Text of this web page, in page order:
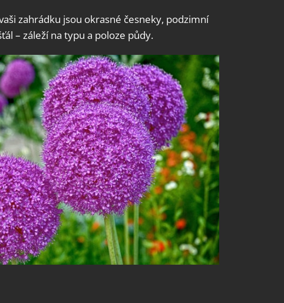
zahrádku jsou okrasné česneky, podzimní
– záleží na typu a poloze půdy.